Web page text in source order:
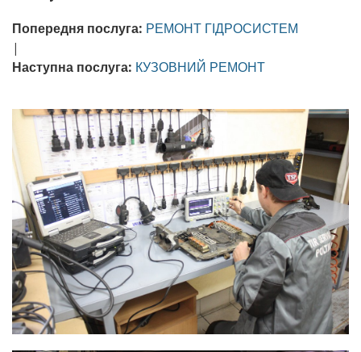
Попередня послуга: РЕМОНТ ГІДРОСИСТЕМ
|
Наступна послуга: КУЗОВНИЙ РЕМОНТ